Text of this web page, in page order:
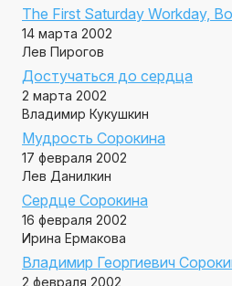
The First Saturday Workday,
14 марта 2002
Лев Пирогов
Достучаться до сердца
2 марта 2002
Владимир Кукушкин
Мудрость Сорокина
17 февраля 2002
Лев Данилкин
Сердце Сорокина
16 февраля 2002
Ирина Ермакова
Владимир Георгиевич
2 февраля 2002